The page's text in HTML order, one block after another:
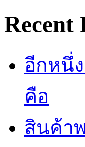
Recent
อีกหนึ่
คือ
สินค้า